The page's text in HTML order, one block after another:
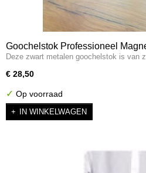
Goochelstok Professioneel
Deze zwart metalen goochelstok is van
€ 28,50
✓ Op voorraad
IN WINKELWAGEN